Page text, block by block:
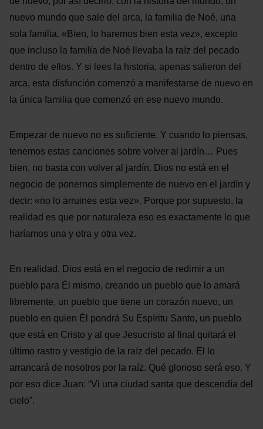
nuevo mundo que sale del arca, la familia de Noé, una
sola familia. «Bien, lo haremos bien esta vez», excepto
que incluso la familia de Noé llevaba la raíz del pecado
dentro de ellos. Y si lees la historia, apenas salieron del
arca, esta disfunción comenzó a manifestarse de nuevo en
la única familia que comenzó en ese nuevo mundo.
Empezar de nuevo no es suficiente. Y cuando lo piensas,
tenemos estas canciones sobre volver al jardín… Pues
bien, no basta con volver al jardín. Dios no está en el
negocio de ponernos simplemente de nuevo en el jardín y
decir: «no lo arruines esta vez». Porque por supuesto, la
realidad es que por naturaleza eso es exactamente lo que
haríamos una y otra y otra vez.
En realidad, Dios está en el negocio de redimir a un
pueblo para Él mismo, creando un pueblo que lo amará
libremente, un pueblo que tiene un corazón nuevo, un
pueblo en quien Él pondrá Su Espíritu Santo, un pueblo
que está en Cristo y al que Jesucristo al final quitará el
último rastro y vestigio de la raíz del pecado. El lo
arrancará de nosotros por la raíz. Qué glorioso será eso. Y
por eso dice Juan: “Vi una ciudad santa que descendía del
cielo”.